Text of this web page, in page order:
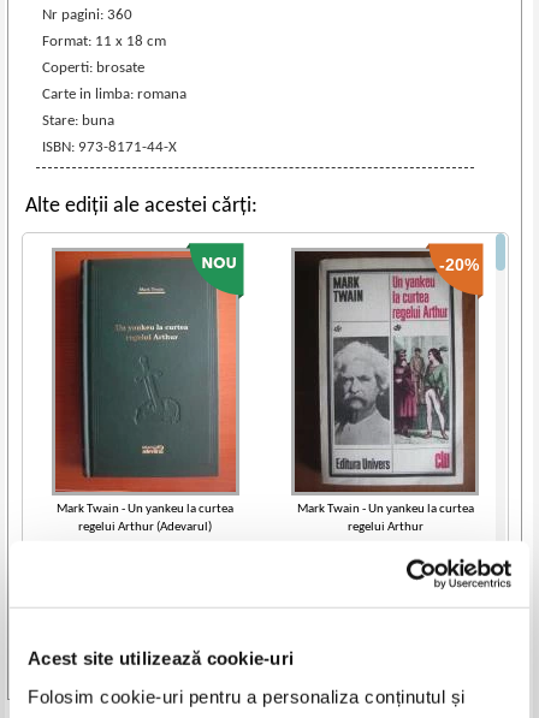
Acest site utilizează cookie-uri
Folosim cookie-uri pentru a personaliza conținutul și
Nr pagini: 360
Format: 11 x 18 cm
Coperti: brosate
Carte in limba: romana
Stare: buna
ISBN: 973-8171-44-X
Alte ediții ale acestei cărți:
Mark Twain - Un yankeu la curtea
regelui Arthur (Adevarul)
-20%
Mark Twain - Un yankeu la curtea
regelui Arthur
8,00Lei
-35%